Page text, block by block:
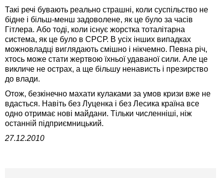
Такі речі бувають реально страшні, коли суспільство не
бідне і більш-менш задоволене, як це було за часів
Гітлера. Або тоді, коли існує жорстка тоталітарна
система, як це було в СРСР. В усіх інших випадках
можновладці виглядають смішно і нікчемно. Певна річ,
хтось може стати жертвою їхньої удаваної сили. Але це
викличе не острах, а ще більшу ненависть і презирство
до влади.
Отож, безкінечно махати кулаками за умов кризи вже не
вдасться. Навіть без Луценка і без Лесика країна все
одно отримає нові майдани. Тільки численніші, ніж
останній підприємницький.
27.12.2010